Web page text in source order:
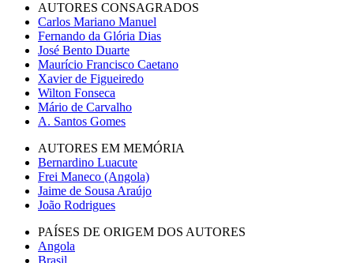
AUTORES CONSAGRADOS
Carlos Mariano Manuel
Fernando da Glória Dias
José Bento Duarte
Maurício Francisco Caetano
Xavier de Figueiredo
Wilton Fonseca
Mário de Carvalho
A. Santos Gomes
AUTORES EM MEMÓRIA
Bernardino Luacute
Frei Maneco (Angola)
Jaime de Sousa Araújo
João Rodrigues
PAÍSES DE ORIGEM DOS AUTORES
Angola
Brasil